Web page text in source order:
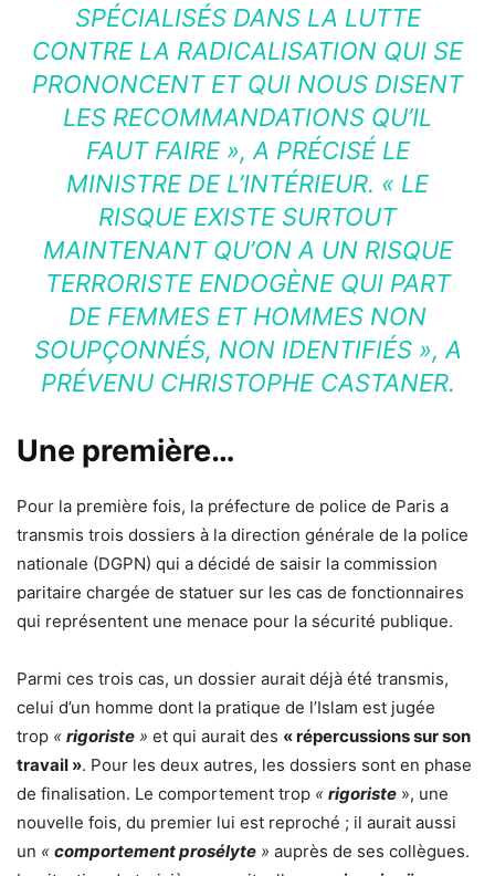
SPÉCIALISÉS DANS LA LUTTE
CONTRE LA RADICALISATION QUI SE
PRONONCENT ET QUI NOUS DISENT
LES RECOMMANDATIONS QU’IL
FAUT FAIRE », A PRÉCISÉ LE
MINISTRE DE L’INTÉRIEUR. « LE
RISQUE EXISTE SURTOUT
MAINTENANT QU’ON A UN RISQUE
TERRORISTE ENDOGÈNE QUI PART
DE FEMMES ET HOMMES NON
SOUPÇONNÉS, NON IDENTIFIÉS », A
PRÉVENU CHRISTOPHE CASTANER.
Une première…
Pour la première fois, la préfecture de police de Paris a
transmis trois dossiers à la direction générale de la police
nationale (DGPN) qui a décidé de saisir la commission
paritaire chargée de statuer sur les cas de fonctionnaires
qui représentent une menace pour la sécurité publique.
Parmi ces trois cas, un dossier aurait déjà été transmis,
celui d’un homme dont la pratique de l’Islam est jugée
trop « rigoriste » et qui aurait des « répercussions sur son
travail ». Pour les deux autres, les dossiers sont en phase
de finalisation. Le comportement trop « rigoriste », une
nouvelle fois, du premier lui est reproché ; il aurait aussi
un « comportement prosélyte » auprès de ses collègues.